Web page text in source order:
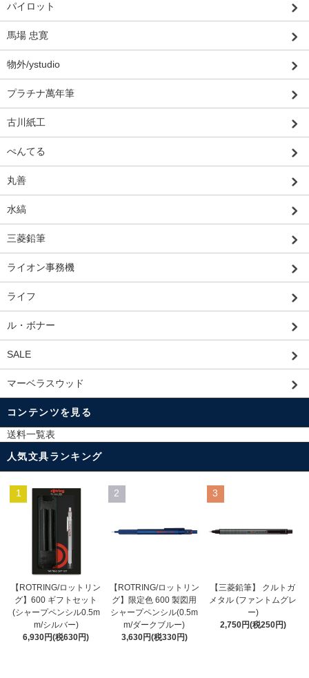
パイロット
馬場 忠寛
物外/ystudio
プラチナ萬年筆
古川紙工
ぺんてる
丸善
水縞
三菱鉛筆
ライオン事務機
ライフ
ル・ボナー
SALE
マーベラスウッド
コンテンツを見る
送料一覧表
人気文具ランキング
1
【ROTRING/ロットリン
グ】600 ギフトセット
(シャープペンシル0.5m
m/シルバー)
6,930円(税630円)
2
【ROTRING/ロットリン
グ】限定色 600 製図用
シャープペンシル(0.5m
m/ダークブルー)
3,630円(税330円)
3
【三菱鉛筆】 クルトガ
メタル (ファントムグレ
ー)
2,750円(税250円)